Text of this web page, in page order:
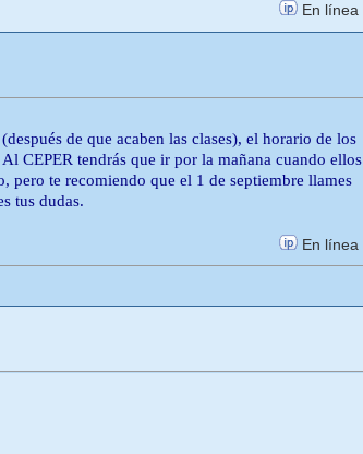
En línea
de que acaben las clases), el horario de los
CEPER tendrás que ir por la mañana cuando ellos
pero te recomiendo que el 1 de septiembre llames
tus dudas.
En línea